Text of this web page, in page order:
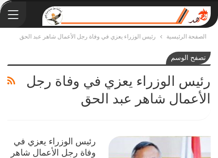
الصفحة الرئيسية رئيس الوزراء يعزي في وفاة رجل الأعمال شاهر عبد الحق
تصفح الوسم
رئيس الوزراء يعزي في وفاة رجل
الأعمال شاهر عبد الحق
رئيس الوزراء يعزي في
وفاة رجل الأعمال شاهر